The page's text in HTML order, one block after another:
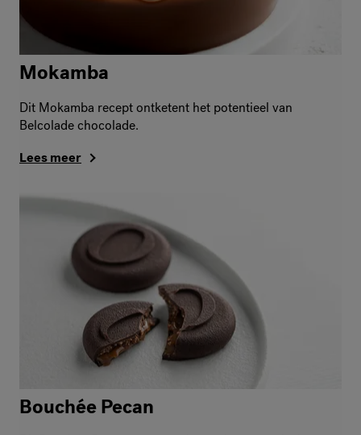
Mokamba
Dit Mokamba recept ontketent het potentieel van
Belcolade chocolade.
Lees meer
Bouchée Pecan